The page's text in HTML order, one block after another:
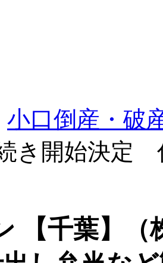
小口倒産・破
き開始決定
【千葉】